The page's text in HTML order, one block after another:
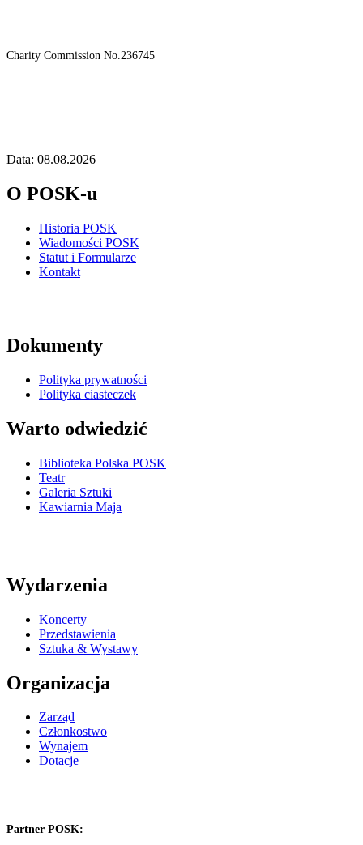
Charity Commission No.236745
Data: 08.08.2026
O POSK-u
Historia POSK
Wiadomości POSK
Statut i Formularze
Kontakt
Dokumenty
Polityka prywatności
Polityka ciasteczek
Warto odwiedzić
Biblioteka Polska POSK
Teatr
Galeria Sztuki
Kawiarnia Maja
Wydarzenia
Koncerty
Przedstawienia
Sztuka & Wystawy
Organizacja
Zarząd
Członkostwo
Wynajem
Dotacje
Partner POSK: